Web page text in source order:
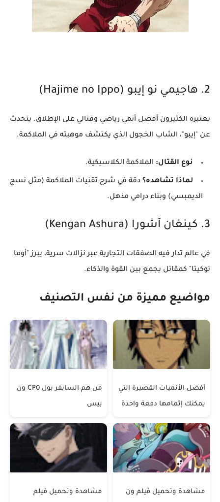
​2. هاجيمي نو إيبو (Hajime no Ippo)
​يعتبره الكثيرون أفضل أنمي رياضي وقتالي على الإطلاق. يتحدث
عن "إيبو"، الشاب الخجول الذي يكتشف موهبته في الملاكمة.
نوع القتال: الملاكمة الكلاسيكية.
لماذا تشاهده؟ دقة في شرح تقنيات الملاكمة (مثل نسج
الديمبسي) وبناء درامي مذهل.
​3. كينغان آشورا (Kengan Ashura)
​في عالم تدار فيه الصفقات التجارية عبر نزالات سرية، يبرز "أوما
توكيتا" كمقاتل يجمع بين القوة والذكاء.
مواضيع مميزة من نفس التصنيف
أفضل الأنميات القصيرة التي
يمكنك إتمامها دفعة واحدة
من هم السايفر بول CP0 ون
بيس
مشاهدة وتحميل فيلم ون مشاهدة وتحميل فيلم